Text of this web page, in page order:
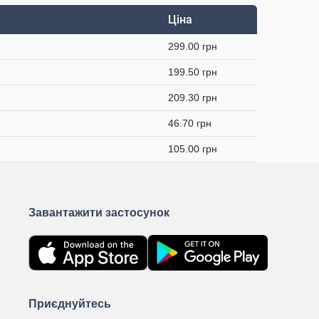
Ціна
299.00 грн
199.50 грн
209.30 грн
46.70 грн
105.00 грн
Завантажити застосунок
Приєднуйтесь